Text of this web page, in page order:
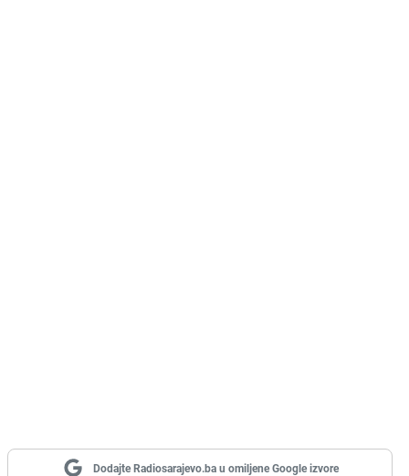
Dodajte Radiosarajevo.ba u omiljene Google izvore